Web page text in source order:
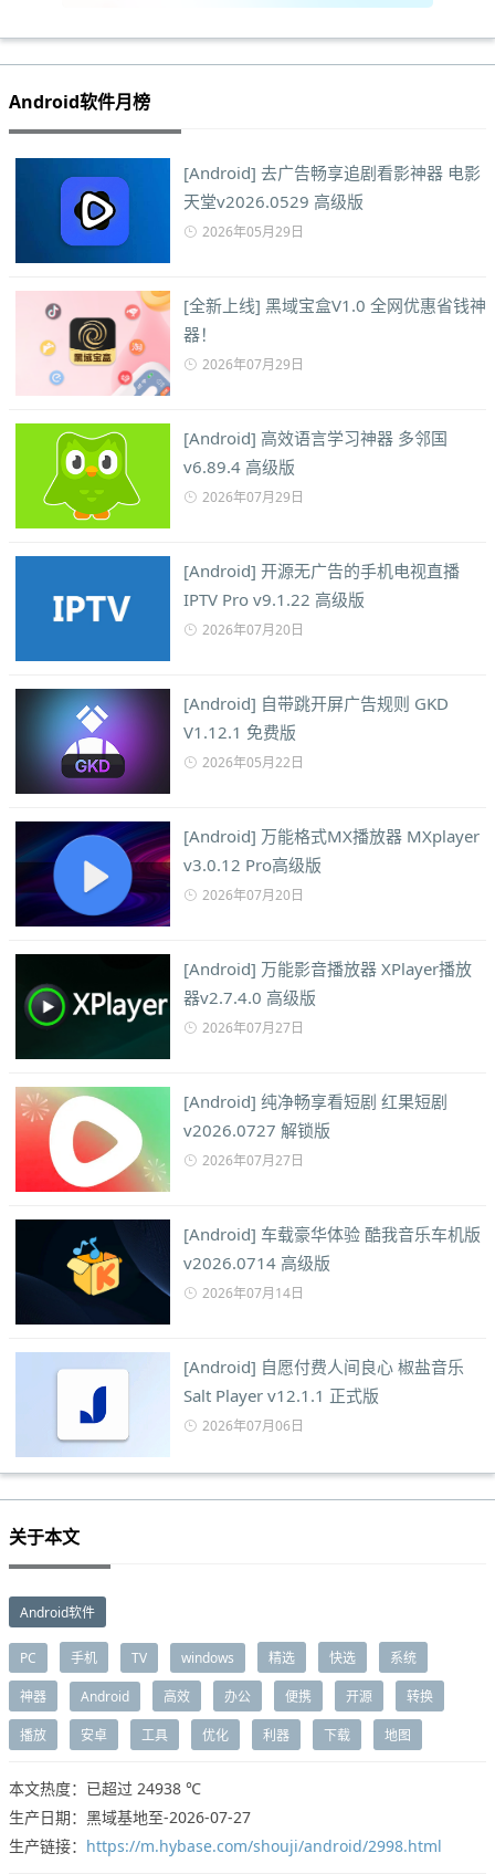
Android软件月榜
[Android] 去广告畅享追剧看影神器 电影
天堂v2026.0529 高级版
2026年05月29日
[全新上线] 黑域宝盒V1.0 全网优惠省钱神
器！
2026年07月29日
[Android] 高效语言学习神器 多邻国
v6.89.4 高级版
2026年07月29日
[Android] 开源无广告的手机电视直播
IPTV Pro v9.1.22 高级版
2026年07月20日
[Android] 自带跳开屏广告规则 GKD
V1.12.1 免费版
2026年05月22日
[Android] 万能格式MX播放器 MXplayer
v3.0.12 Pro高级版
2026年07月20日
[Android] 万能影音播放器 XPlayer播放
器v2.7.4.0 高级版
2026年07月27日
[Android] 纯净畅享看短剧 红果短剧
v2026.0727 解锁版
2026年07月27日
[Android] 车载豪华体验 酷我音乐车机版
v2026.0714 高级版
2026年07月14日
[Android] 自愿付费人间良心 椒盐音乐
Salt Player v12.1.1 正式版
2026年07月06日
关于本文
Android软件
PC 手机 TV windows 精选 快选 系统
神器 Android 高效 办公 便携 开源 转换
播放 安卓 工具 优化 利器 下载 地图
本文热度：已超过 24938 ℃
生产日期：黑域基地至-2026-07-27
生产链接： https://m.hybase.com/shouji/android/2998.html